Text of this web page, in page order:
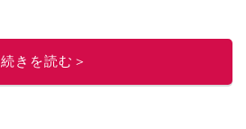
このイチオシストの他の記事を読む
続きを読む＞